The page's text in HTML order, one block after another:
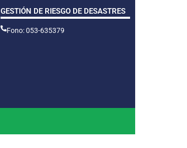
GESTIÓN DE RIESGO DE DESASTRES
Fono: 053-635379